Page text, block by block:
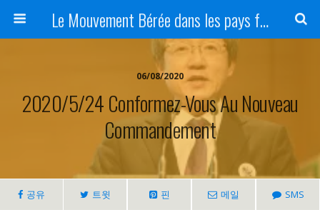
Le Mouvement Bérée dans les pays francophones
06/08/2020
2020/5/24 Conformez-Vous Au Nouveau
Commandement
공유 트윗 핀 메일 SMS